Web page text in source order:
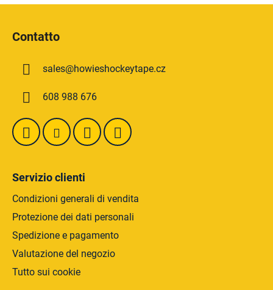
Contatto
sales@howieshockeytape.cz
608 988 676
Servizio clienti
Condizioni generali di vendita
Protezione dei dati personali
Spedizione e pagamento
Valutazione del negozio
Tutto sui cookie